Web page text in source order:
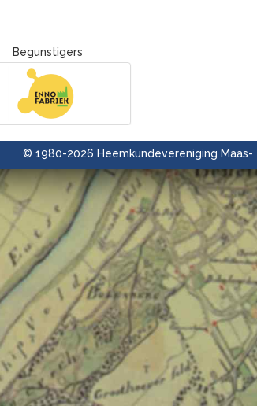
Begunstigers
© 1980-2026 Heemkundevereniging